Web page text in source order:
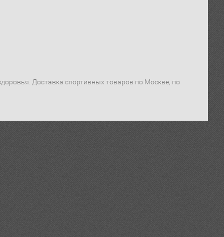
Доставка спортивных товаров по Москве, по